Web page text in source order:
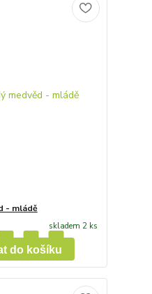
- mládě
skladem 2 ks
do košíku